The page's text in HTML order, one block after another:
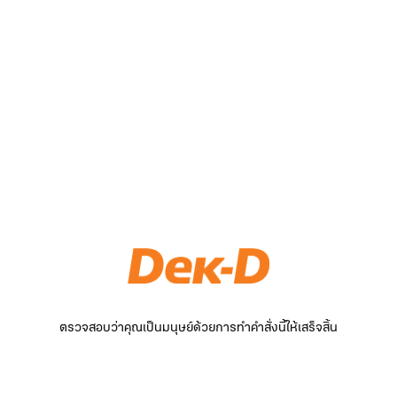
ตรวจสอบว่าคุณเป็นมนุษย์ด้วยการทำคำสั่งนี้ให้เสร็จสิ้น